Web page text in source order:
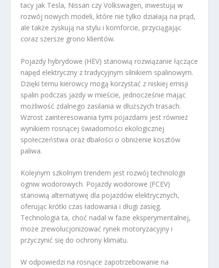
tacy jak Tesla, Nissan czy Volkswagen, inwestują w
rozwój nowych modeli, które nie tylko działają na prąd,
ale także zyskują na stylu i komforcie, przyciągając
coraz szersze grono klientów.
Pojazdy hybrydowe (HEV) stanowią rozwiązanie łączące
napęd elektryczny z tradycyjnym silnikiem spalinowym.
Dzięki temu kierowcy mogą korzystać z niskiej emisji
spalin podczas jazdy w mieście, jednocześnie mając
możliwość zdalnego zasilania w dłuższych trasach.
Wzrost zainteresowania tymi pojazdami jest również
wynikiem rosnącej świadomości ekologicznej
społeczeństwa oraz dbałości o obniżenie kosztów
paliwa.
Kolejnym szkolnym trendem jest rozwój technologii
ogniw wodorowych. Pojazdy wodorowe (FCEV)
stanowią alternatywę dla pojazdów elektrycznych,
oferując krótki czas ładowania i długi zasięg.
Technologia ta, choć nadal w fazie eksperymentalnej,
może zrewolucjonizować rynek motoryzacyjny i
przyczynić się do ochrony klimatu.
W odpowiedzi na rosnące zapotrzebowanie na